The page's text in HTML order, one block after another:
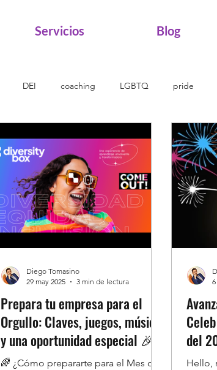
Servicios Blog
DEI coaching LGBTQ pride
pueblos
Black History Month Historia Negra
Prepara tu empresa para el
Orgullo: Claves, juegos, música
y una oportunidad especial 🎉
🌈 ¿Cómo prepararte para el Mes del
Diego Tomasino
29 may 2025
3 min de lectura
del
Hello,